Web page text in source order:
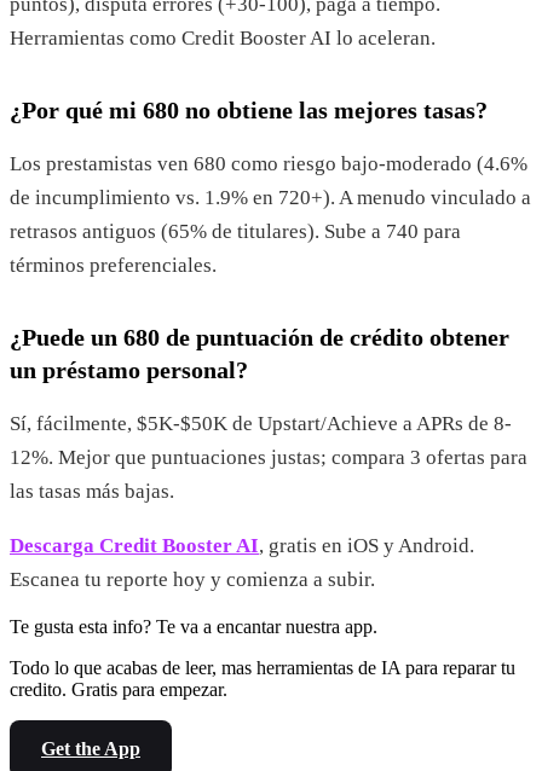
puntos), disputa errores (+30-100), paga a tiempo.
Herramientas como Credit Booster AI lo aceleran.
¿Por qué mi 680 no obtiene las mejores tasas?
Los prestamistas ven 680 como riesgo bajo-moderado (4.6%
de incumplimiento vs. 1.9% en 720+). A menudo vinculado a
retrasos antiguos (65% de titulares). Sube a 740 para
términos preferenciales.
¿Puede un 680 de puntuación de crédito obtener
un préstamo personal?
Sí, fácilmente, $5K-$50K de Upstart/Achieve a APRs de 8-
12%. Mejor que puntuaciones justas; compara 3 ofertas para
las tasas más bajas.
Descarga Credit Booster AI, gratis en iOS y Android.
Escanea tu reporte hoy y comienza a subir.
Te gusta esta info? Te va a encantar nuestra app.
Todo lo que acabas de leer, mas herramientas de IA para reparar tu
credito. Gratis para empezar.
Get the App